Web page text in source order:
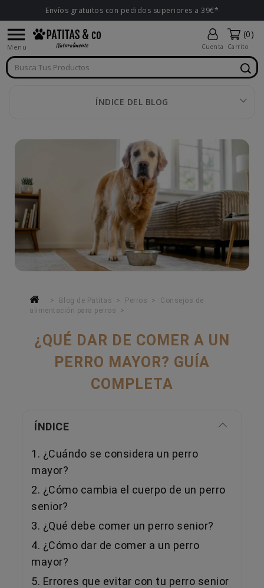
Envíos gratuitos con pedidos superiores a 39€*

Menu Cuenta
(0)
Carrito
ÍNDICE DEL BLOG
Blog de Patitas Perros
Consejos de
alimentación para perros
¿QUÉ DAR DE COMER A UN
PERRO MAYOR? GUÍA
COMPLETA
ÍNDICE
1. ¿Cuándo se considera un perro
mayor?
2. ¿Cómo cambia el cuerpo de un perro
senior?
3. ¿Qué debe comer un perro senior?
4. ¿Cómo dar de comer a un perro
mayor?
5. Errores que evitar con tu perro senior